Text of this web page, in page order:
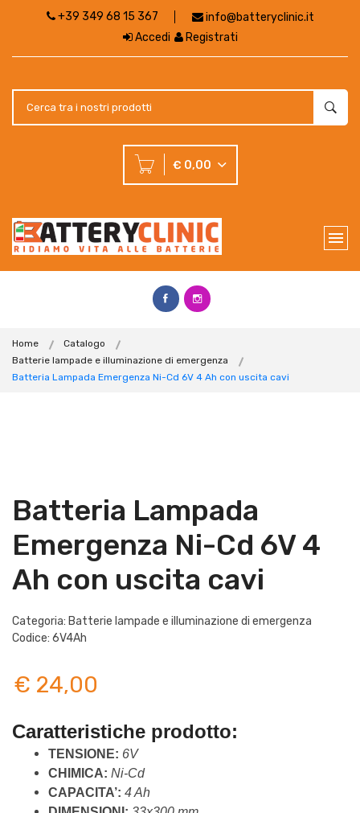
+39 349 68 15 367
info@batteryclinic.it
Accedi
Registrati
€ 0,00
Home
Catalogo
Batterie lampade e illuminazione di emergenza
Batteria Lampada Emergenza Ni-Cd 6V 4 Ah con uscita cavi
Batteria Lampada
Emergenza Ni-Cd 6V 4
Ah con uscita cavi
Categoria: Batterie lampade e illuminazione di emergenza
Codice: 6V4Ah
€ 24,00
Caratteristiche prodotto:
TENSIONE: 6V
CHIMICA: Ni-Cd
CAPACITA’: 4 Ah